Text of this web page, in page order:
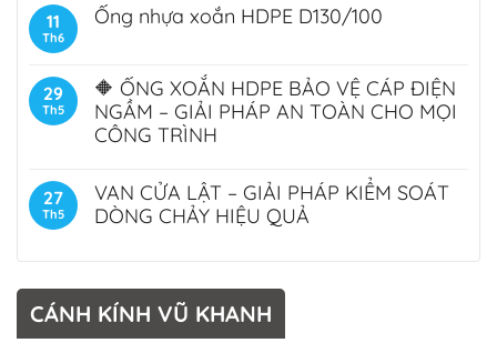
11
Th6
Ống nhựa xoắn HDPE D130/100
29
Th5
🔶 ỐNG XOẮN HDPE BẢO VỆ CÁP ĐIỆN
NGẦM – GIẢI PHÁP AN TOÀN CHO MỌI
CÔNG TRÌNH
27
Th5
VAN CỬA LẬT – GIẢI PHÁP KIỂM SOÁT
DÒNG CHẢY HIỆU QUẢ
CÁNH KÍNH VŨ KHANH